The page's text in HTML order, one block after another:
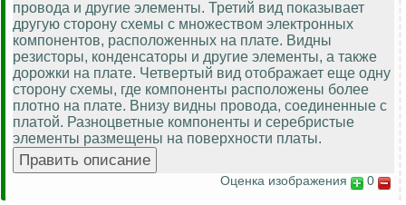
провода и другие элементы. Третий вид показывает
другую сторону схемы с множеством электронных
компонентов, расположенных на плате. Видны
резисторы, конденсаторы и другие элементы, а также
дорожки на плате. Четвертый вид отображает еще одну
сторону схемы, где компоненты расположены более
плотно на плате. Внизу видны провода, соединенные с
платой. Разноцветные компоненты и серебристые
элементы размещены на поверхности платы.
Оценка изображения 0